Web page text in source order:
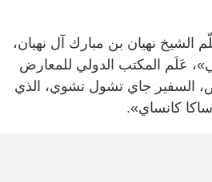
سيُسلّم الشيخ نهيان بن مبارك آل نهيان،
عَلَم المكتب الدولي للمعارض
السفير جاي تشول تشوي، الذي